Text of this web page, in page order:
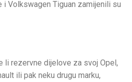
Volkswagen Tiguan zamijenili su
li rezervne dijelove za svoj Opel,
ili pak neku drugu marku,